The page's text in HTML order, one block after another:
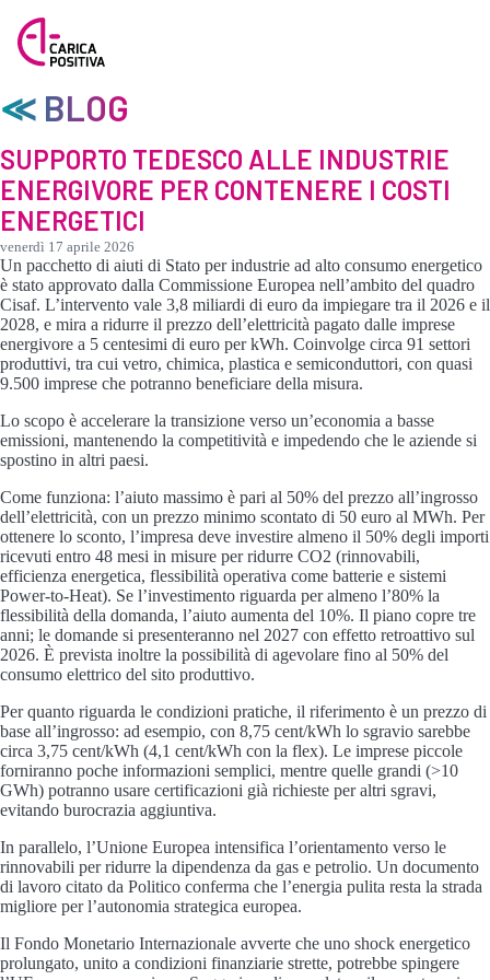
≪ BLOG
SUPPORTO TEDESCO ALLE INDUSTRIE
ENERGIVORE PER CONTENERE I COSTI
ENERGETICI
venerdì 17 aprile 2026
Un pacchetto di aiuti di Stato per industrie ad alto consumo energetico
è stato approvato dalla Commissione Europea nell’ambito del quadro
Cisaf. L’intervento vale 3,8 miliardi di euro da impiegare tra il 2026 e il
2028, e mira a ridurre il prezzo dell’elettricità pagato dalle imprese
energivore a 5 centesimi di euro per kWh. Coinvolge circa 91 settori
produttivi, tra cui vetro, chimica, plastica e semiconduttori, con quasi
9.500 imprese che potranno beneficiare della misura.
Lo scopo è accelerare la transizione verso un’economia a basse
emissioni, mantenendo la competitività e impedendo che le aziende si
spostino in altri paesi.
Come funziona: l’aiuto massimo è pari al 50% del prezzo all’ingrosso
dell’elettricità, con un prezzo minimo scontato di 50 euro al MWh. Per
ottenere lo sconto, l’impresa deve investire almeno il 50% degli importi
ricevuti entro 48 mesi in misure per ridurre CO2 (rinnovabili,
efficienza energetica, flessibilità operativa come batterie e sistemi
Power-to-Heat). Se l’investimento riguarda per almeno l’80% la
flessibilità della domanda, l’aiuto aumenta del 10%. Il piano copre tre
anni; le domande si presenteranno nel 2027 con effetto retroattivo sul
2026. È prevista inoltre la possibilità di agevolare fino al 50% del
consumo elettrico del sito produttivo.
Per quanto riguarda le condizioni pratiche, il riferimento è un prezzo di
base all’ingrosso: ad esempio, con 8,75 cent/kWh lo sgravio sarebbe
circa 3,75 cent/kWh (4,1 cent/kWh con la flex). Le imprese piccole
forniranno poche informazioni semplici, mentre quelle grandi (>10
GWh) potranno usare certificazioni già richieste per altri sgravi,
evitando burocrazia aggiuntiva.
In parallelo, l’Unione Europea intensifica l’orientamento verso le
rinnovabili per ridurre la dipendenza da gas e petrolio. Un documento
di lavoro citato da Politico conferma che l’energia pulita resta la strada
migliore per l’autonomia strategica europea.
Il Fondo Monetario Internazionale avverte che uno shock energetico
prolungato, unito a condizioni finanziarie strette, potrebbe spingere